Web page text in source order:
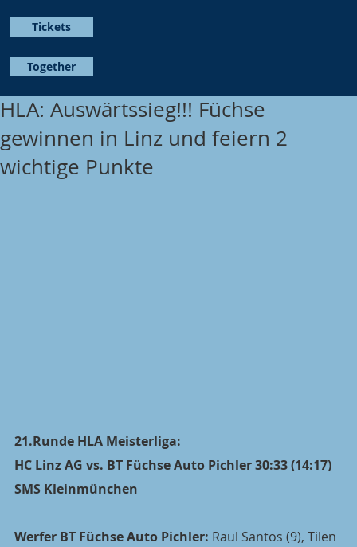
Together
Tickets
HLA: Auswärtssieg!!! Füchse
gewinnen in Linz und feiern 2
wichtige Punkte
21.Runde HLA Meisterliga:
HC Linz AG vs. BT Füchse Auto Pichler 30:33 (14:17)
SMS Kleinmünchen
Werfer BT Füchse Auto Pichler: Raul Santos (9), Tilen